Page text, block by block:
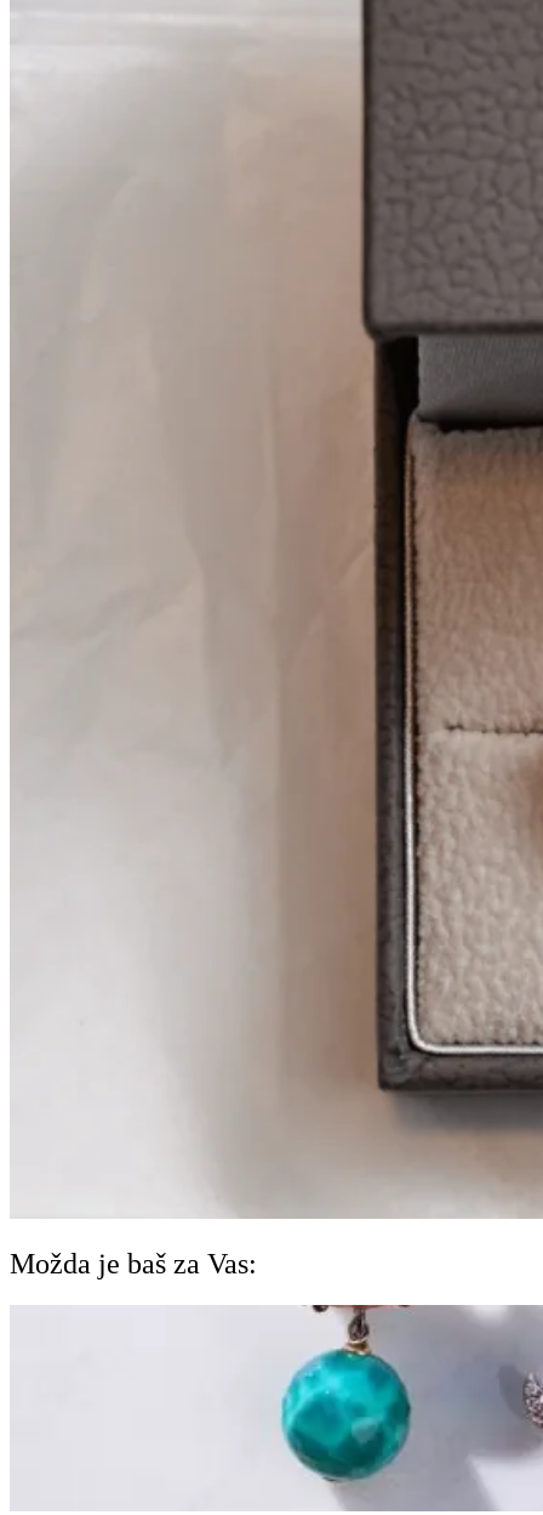
Možda je baš za Vas: